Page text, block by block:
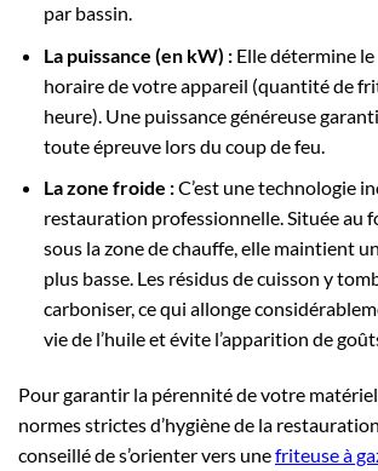
par bassin.
La puissance (en kW) :Elle détermine
horaire de votre appareil (quantité de
heure). Une puissance généreuse
toute épreuve lors du coup de feu.
La zone froide :C’est une technologie
restauration professionnelle. Située au
sous la zone de chauffe, elle maintient
plus basse. Les résidus de cuisson y
carboniser, ce qui allonge
vie de l’huile et évite l’apparition de
Pour garantir la pérennité de votre
normes strictes d’hygiène de la
conseillé de s’orienter vers unefriteuse à